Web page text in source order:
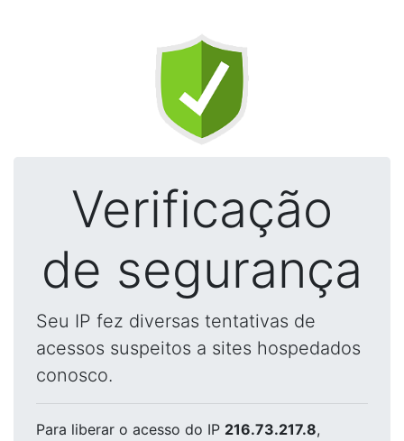
Verificação
de segurança
Seu IP fez diversas tentativas de
acessos suspeitos a sites hospedados
conosco.
Para liberar o acesso do IP 216.73.217.8,